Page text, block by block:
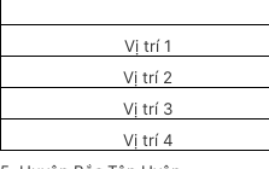
Vị trí 1
Vị trí 2
Vị trí 3
Vị trí 4